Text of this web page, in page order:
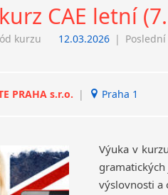
CAE letní
kurzu 12.03.2026 |
PRAHA s.r.o. | Praha 1
Výuka v